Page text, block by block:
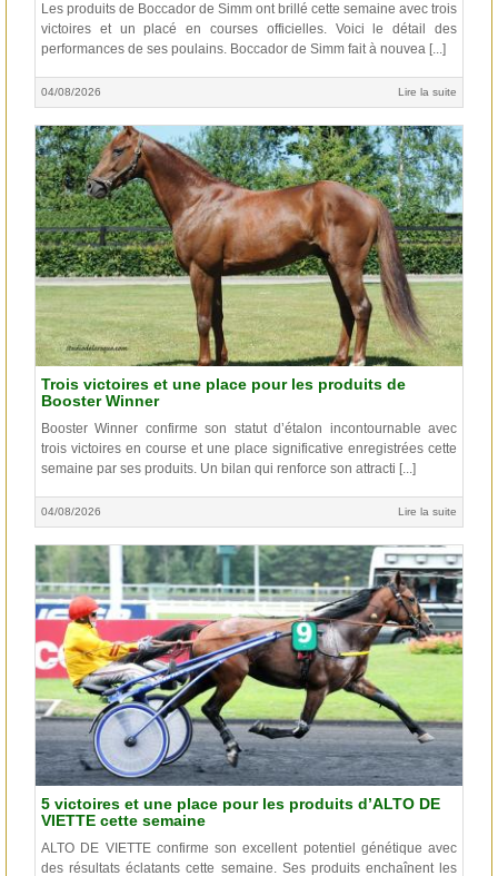
Les produits de Boccador de Simm ont brillé cette semaine avec trois
victoires et un placé en courses officielles. Voici le détail des
performances de ses poulains. Boccador de Simm fait à nouvea [...]
04/08/2026 Lire la suite
Trois victoires et une place pour les produits de
Booster Winner
Booster Winner confirme son statut d’étalon incontournable avec
trois victoires en course et une place significative enregistrées cette
semaine par ses produits. Un bilan qui renforce son attracti [...]
04/08/2026 Lire la suite
5 victoires et une place pour les produits d’ALTO DE
VIETTE cette semaine
ALTO DE VIETTE confirme son excellent potentiel génétique avec
des résultats éclatants cette semaine. Ses produits enchaînent les